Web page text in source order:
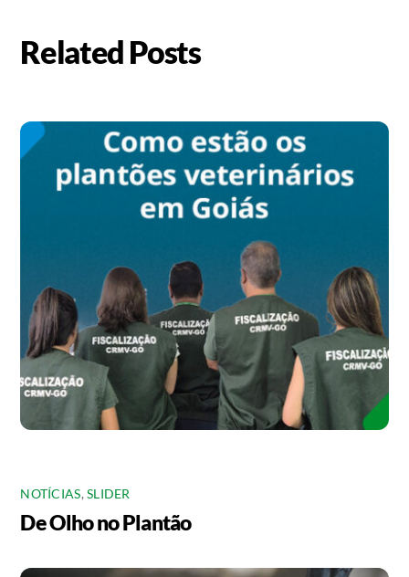
Related Posts
NOTÍCIAS,SLIDER
De Olho no Plantão